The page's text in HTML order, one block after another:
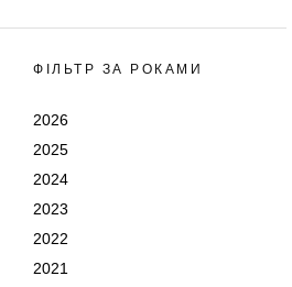
ФІЛЬТР ЗА РОКАМИ
2026
2025
2024
2023
2022
2021